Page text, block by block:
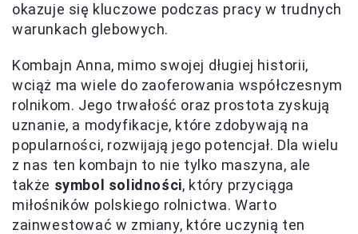
okazuje się kluczowe podczas pracy w trudnych
warunkach glebowych.
Kombajn Anna, mimo swojej długiej historii,
wciąż ma wiele do zaoferowania współczesnym
rolnikom. Jego trwałość oraz prostota zyskują
uznanie, a modyfikacje, które zdobywają na
popularności, rozwijają jego potencjał. Dla wielu
z nas ten kombajn to nie tylko maszyna, ale
także symbol solidności, który przyciąga
miłośników polskiego rolnictwa. Warto
zainwestować w zmiany, które uczynią ten